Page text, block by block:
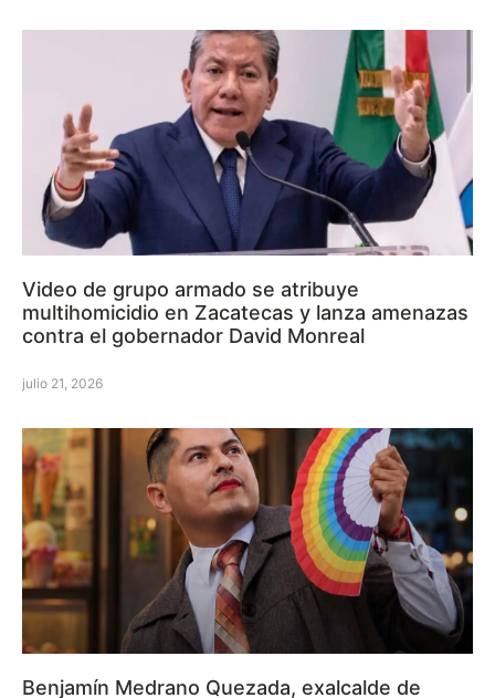
Video de grupo armado se atribuye
multihomicidio en Zacatecas y lanza amenazas
contra el gobernador David Monreal
julio 21, 2026
Benjamín Medrano Quezada, exalcalde de